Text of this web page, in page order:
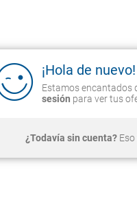
¡Hola de nuevo!
Estamos encantados
sesión para ver tus
¿Todavía sin cuenta?
CRUCEROS
Navidad